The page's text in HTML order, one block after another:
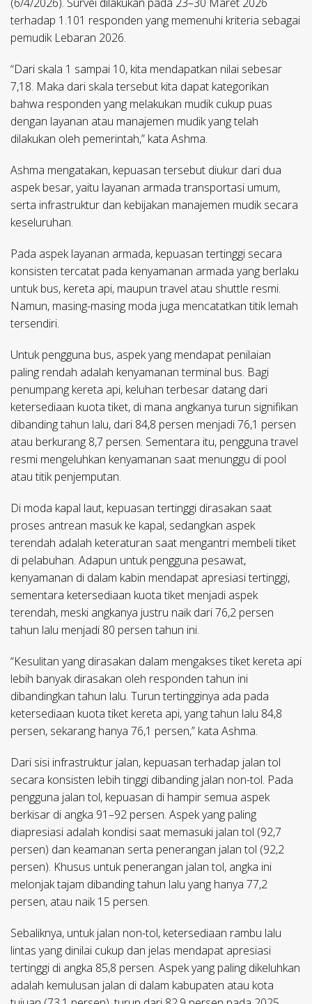
terhadap 1.101 responden yang memenuhi kriteria sebagai
pemudik Lebaran 2026.
“Dari skala 1 sampai 10, kita mendapatkan nilai sebesar
7,18. Maka dari skala tersebut kita dapat kategorikan
bahwa responden yang melakukan mudik cukup puas
dengan layanan atau manajemen mudik yang telah
dilakukan oleh pemerintah,” kata Ashma.
Ashma mengatakan, kepuasan tersebut diukur dari dua
aspek besar, yaitu layanan armada transportasi umum,
serta infrastruktur dan kebijakan manajemen mudik secara
keseluruhan.
Pada aspek layanan armada, kepuasan tertinggi secara
konsisten tercatat pada kenyamanan armada yang berlaku
untuk bus, kereta api, maupun travel atau shuttle resmi.
Namun, masing-masing moda juga mencatatkan titik lemah
tersendiri.
Untuk pengguna bus, aspek yang mendapat penilaian
paling rendah adalah kenyamanan terminal bus. Bagi
penumpang kereta api, keluhan terbesar datang dari
ketersediaan kuota tiket, di mana angkanya turun signifikan
dibanding tahun lalu, dari 84,8 persen menjadi 76,1 persen
atau berkurang 8,7 persen. Sementara itu, pengguna travel
resmi mengeluhkan kenyamanan saat menunggu di pool
atau titik penjemputan.
Di moda kapal laut, kepuasan tertinggi dirasakan saat
proses antrean masuk ke kapal, sedangkan aspek
terendah adalah keteraturan saat mengantri membeli tiket
di pelabuhan. Adapun untuk pengguna pesawat,
kenyamanan di dalam kabin mendapat apresiasi tertinggi,
sementara ketersediaan kuota tiket menjadi aspek
terendah, meski angkanya justru naik dari 76,2 persen
tahun lalu menjadi 80 persen tahun ini.
“Kesulitan yang dirasakan dalam mengakses tiket kereta api
lebih banyak dirasakan oleh responden tahun ini
dibandingkan tahun lalu. Turun tertingginya ada pada
ketersediaan kuota tiket kereta api, yang tahun lalu 84,8
persen, sekarang hanya 76,1 persen,” kata Ashma.
Dari sisi infrastruktur jalan, kepuasan terhadap jalan tol
secara konsisten lebih tinggi dibanding jalan non-tol. Pada
pengguna jalan tol, kepuasan di hampir semua aspek
berkisar di angka 91–92 persen. Aspek yang paling
diapresiasi adalah kondisi saat memasuki jalan tol (92,7
persen) dan keamanan serta penerangan jalan tol (92,2
persen). Khusus untuk penerangan jalan tol, angka ini
melonjak tajam dibanding tahun lalu yang hanya 77,2
persen, atau naik 15 persen.
Sebaliknya, untuk jalan non-tol, ketersediaan rambu lalu
lintas yang dinilai cukup dan jelas mendapat apresiasi
tertinggi di angka 85,8 persen. Aspek yang paling dikeluhkan
adalah kemulusan jalan di dalam kabupaten atau kota